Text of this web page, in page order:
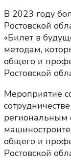
В 2023 году
Ростовской
«Билет в
методам,
общего и
Ростовской
Мероприятие
региональным
общего и
Ростовской